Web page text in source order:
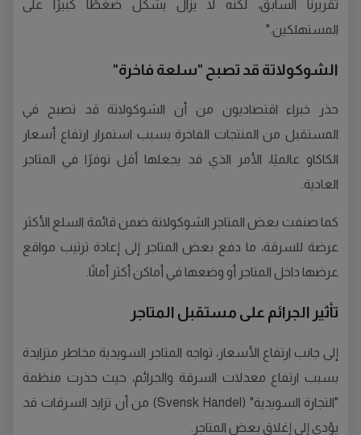
تقريرنا السابق، لكنه لا يزال يشكل ضغطًا كبيرًا على
المستهلكين."
الشوكولاتة قد تصبح "سلعة فاخرة"
حذر خبراء اقتصاديون من أن الشوكولاتة قد تصبح في
المستقبل من المنتجات الفاخرة بسبب استمرار ارتفاع أسعار
الكاكاو عالميًا، الأمر الذي قد يجعلها أقل توفرًا في المتاجر
العادية.
كما صنفت بعض المتاجر الشوكولاتة ضمن قائمة السلع الأكثر
عرضة للسرقة، ما دفع بعض المتاجر إلى إعادة ترتيب مواقع
عرضها داخل المتاجر أو وضعها في أماكن أكثر أمانًا.
تأثير الجرائم على مستقبل المتاجر
إلى جانب ارتفاع الأسعار، تواجه المتاجر السويدية مخاطر متزايدة
بسبب ارتفاع معدلات السرقة والجرائم، حيث حذرت منظمة
"التجارة السويدية" (Svensk Handel) من أن تزايد السرقات قد
يؤدي إلى إغلاق بعض المتاجر.